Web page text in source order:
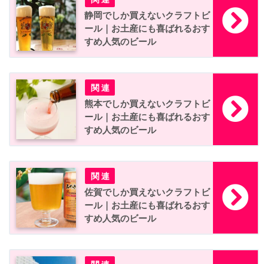
静岡でしか買えないクラフトビ
ール｜お土産にも喜ばれるおす
すめ人気のビール
熊本でしか買えないクラフトビ
ール｜お土産にも喜ばれるおす
すめ人気のビール
佐賀でしか買えないクラフトビ
ール｜お土産にも喜ばれるおす
すめ人気のビール